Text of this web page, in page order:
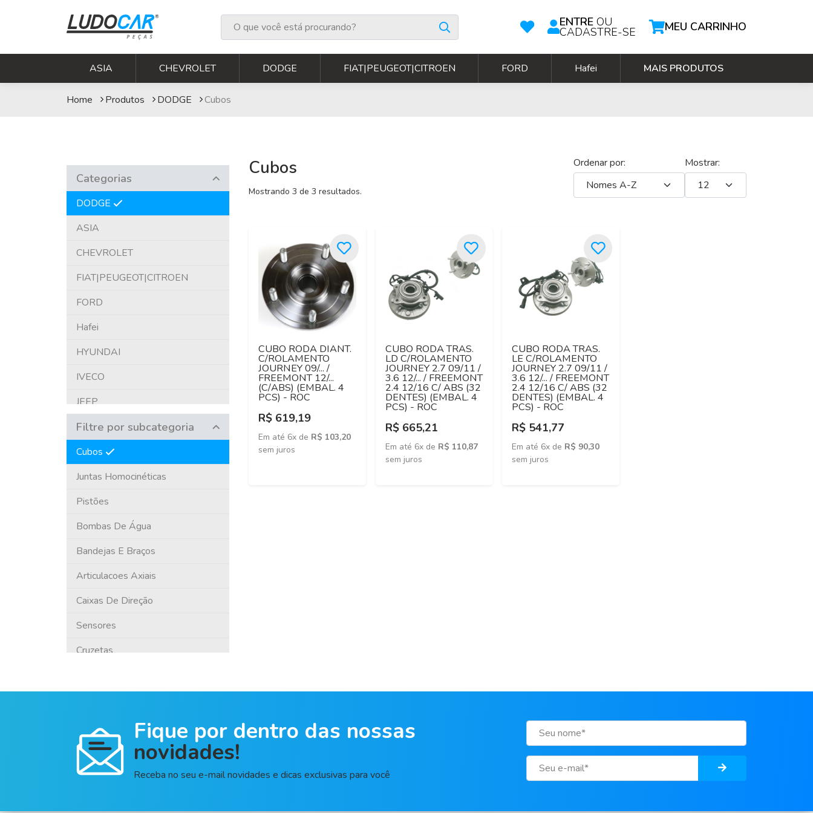
ENTREOU
CADASTRE-SE MEU CARRINHO
ASIA CHEVROLET DODGE FIAT|PEUGEOT|CITROEN FORD Hafei MAIS PRODUTOS
Home Produtos DODGE Cubos
Cubos
Categorias
ASIA
CHEVROLET
DODGE
FIAT|PEUGEOT|CITROEN
FORD
Hafei
HYUNDAI
IVECO
JEEP
KIA
LAND ROVER
MERCEDES-BENZ
MITSUBISHI
NISSAN
RENAULT
SSANGYONG
TROLLER
VOLARE
VOLKSWAGEN
Kia Motors
Asia Motors
Filtre por subcategoria
Juntas Homocinéticas
Pistões
Bombas De Água
Bandejas E Braços
Articulacoes Axiais
Caixas De Direção
Sensores
Cruzetas
Amortecedores
Pivôs
Juntas De Motor
Cubos
Cubos
Mostrando 3 de 3 resultados.
Ordenar por: Mostrar:
CUBO RODA DIANT.
C/ROLAMENTO
JOURNEY 09/... /
FREEMONT 12/...
(C/ABS) (EMBAL. 4
PCS) - ROC
R$ 619,19
Em até 6x de R$ 103,20
sem juros
CUBO RODA TRAS.
LD C/ROLAMENTO
JOURNEY 2.7 09/11 /
3.6 12/... / FREEMONT
2.4 12/16 C/ ABS (32
DENTES) (EMBAL. 4
PCS) - ROC
R$ 665,21
Em até 6x de R$ 110,87
sem juros
CUBO RODA TRAS.
LE C/ROLAMENTO
JOURNEY 2.7 09/11 /
3.6 12/... / FREEMONT
2.4 12/16 C/ ABS (32
DENTES) (EMBAL. 4
PCS) - ROC
R$ 541,77
Em até 6x de R$ 90,30
sem juros
Fique por dentro das nossas
novidades!
Receba no seu e-mail novidades e dicas exclusivas para você